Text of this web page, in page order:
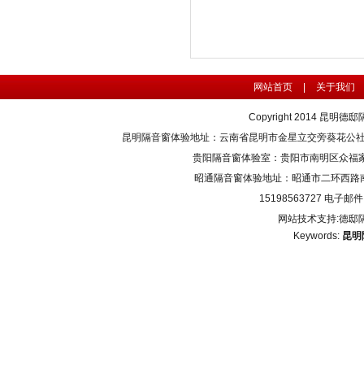
网站首页 关于我们
Copyright 2014 昆明德邸
昆明隔音窗体验地址：云南省昆明市金星立交旁葵花
贵阳隔音窗体验室：贵阳市南明区众
昭通隔音窗体验地址：昭通市二环西
15198563727 电子邮
网站技术支持:德邸
Keywords: 昆明